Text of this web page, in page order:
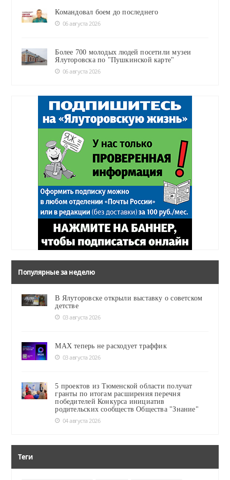
Командовал боем до последнего
06 августа 2026
Более 700 молодых людей посетили музеи
Ялуторовска по "Пушкинской карте"
06 августа 2026
Популярные за неделю
В Ялуторовске открыли выставку о советском
детстве
03 августа 2026
MAX теперь не расходует траффик
03 августа 2026
5 проектов из Тюменской области получат
гранты по итогам расширения перечня
победителей Конкурса инициатив
родительских сообществ Общества "Знание"
04 августа 2026
Теги